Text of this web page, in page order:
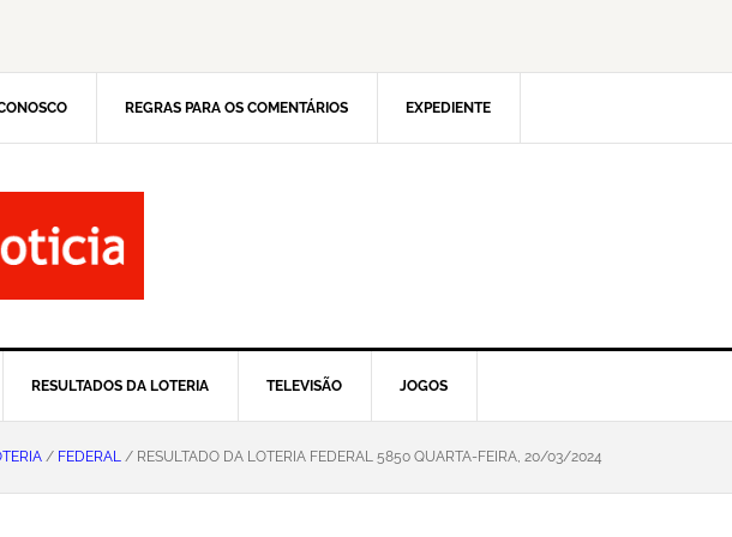
REGRAS PARA OS COMENTÁRIOS EXPEDIENTE
RESULTADOS DA LOTERIA TELEVISÃO JOGOS
/ FEDERAL / RESULTADO DA LOTERIA FEDERAL 5850 QUARTA-FEIRA, 20/03/2024